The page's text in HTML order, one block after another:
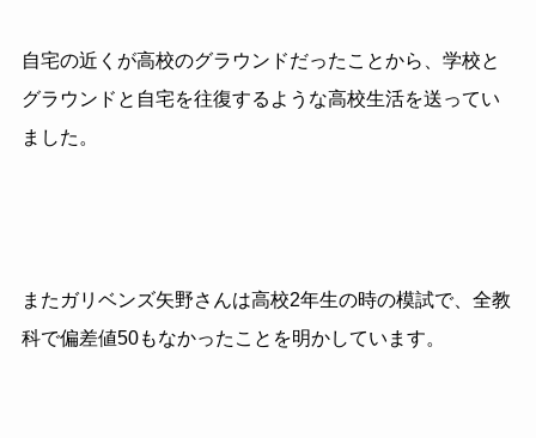
自宅の近くが高校のグラウンドだったことから、学校と
グラウンドと自宅を往復するような高校生活を送ってい
ました。
またガリベンズ矢野さんは高校2年生の時の模試で、全教
科で偏差値50もなかったことを明かしています。